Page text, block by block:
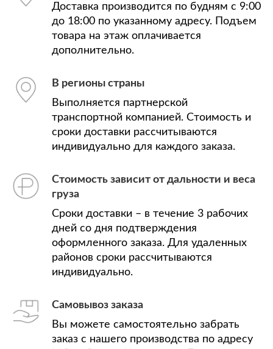
Доставка производится по будням с 9:00
до 18:00 по указанному адресу. Подъем
товара на этаж оплачивается
дополнительно.
В регионы страны
Выполняется партнерской
транспортной компанией. Стоимость и
сроки доставки рассчитываются
индивидуально для каждого заказа.
Стоимость зависит от дальности и веса
груза
Сроки доставки – в течение 3 рабочих
дней со дня подтверждения
оформленного заказа. Для удаленных
районов сроки рассчитываются
индивидуально.
Самовывоз заказа
Вы можете самостоятельно забрать
заказ с нашего производства по адресу